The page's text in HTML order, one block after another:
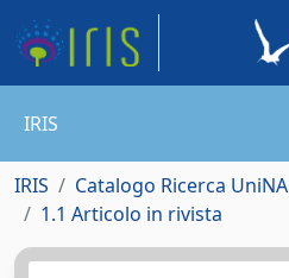
IRIS
IRIS Catalogo Ricerca UniNA
1.1 Articolo in rivista